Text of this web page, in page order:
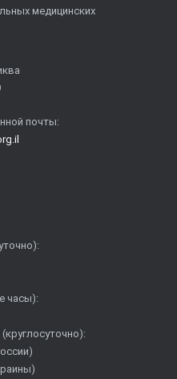
медицинских
почты:
часы):